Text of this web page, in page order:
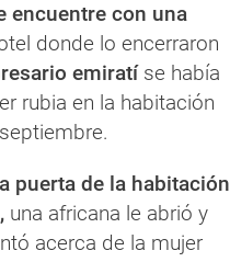
encuentre con una
donde lo encerraron
emiratíse había
rubia en la habitación
puerta de la habitación
una africana le abrió y
acerca de la mujer